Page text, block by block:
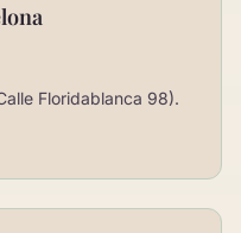
Floridablanca 98).